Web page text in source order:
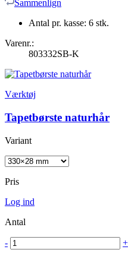
Sammenlign
Antal pr. kasse: 6 stk.
Varenr.:
803332SB-K
Værktøj
Tapetbørste naturhår
Variant
Pris
Log ind
Antal
- +